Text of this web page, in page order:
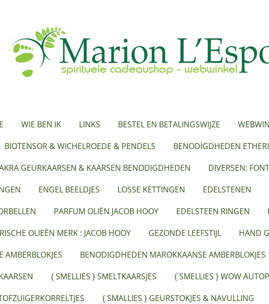
WIE BEN IK LINKS BESTEL EN BETALINGSWIJZE
BIOTENSOR & WICHELROEDE & PENDELS
BENODIGDHEDEN
GEURKAARSEN & KAARSEN BENODIGDHEDEN
DIVERSEN:
ENGEL BEELDJES LOSSE KETTINGEN
EDELSTENEN
PARFUM OLIËN JACOB HOOY EDELSTEEN RINGEN
OLIEËN MERK : JACOB HOOY
GEZONDE LEEFSTIJL
HAND
AMBERBLOKJES
BENODIGDHEDEN MAROKKAANSE AMBERBLOKJES
{ SMELLIES } SMELTKAARSJES
{ SMELLIES } WOW
{ SMALLIES } GEURSTOKJES & NAVULLING